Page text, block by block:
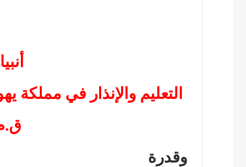
التعليم والإنذار في مملكة
وقدرة